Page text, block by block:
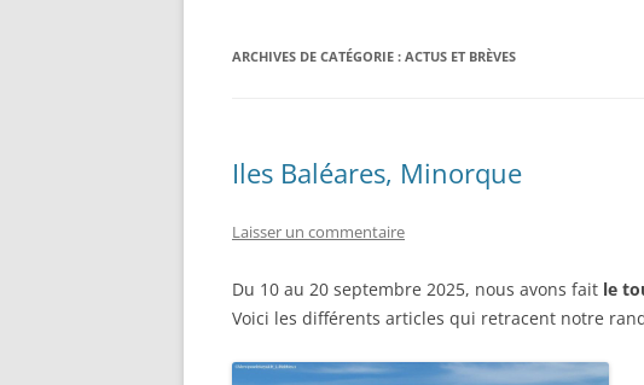
ARCHIVES DE CATÉGORIE : ACTUS ET BRÈVES
Iles Baléares, Minorque
Laisser un commentaire
Du 10 au 20 septembre 2025, nous avons fait le
Voici les différents articles qui retracent notre